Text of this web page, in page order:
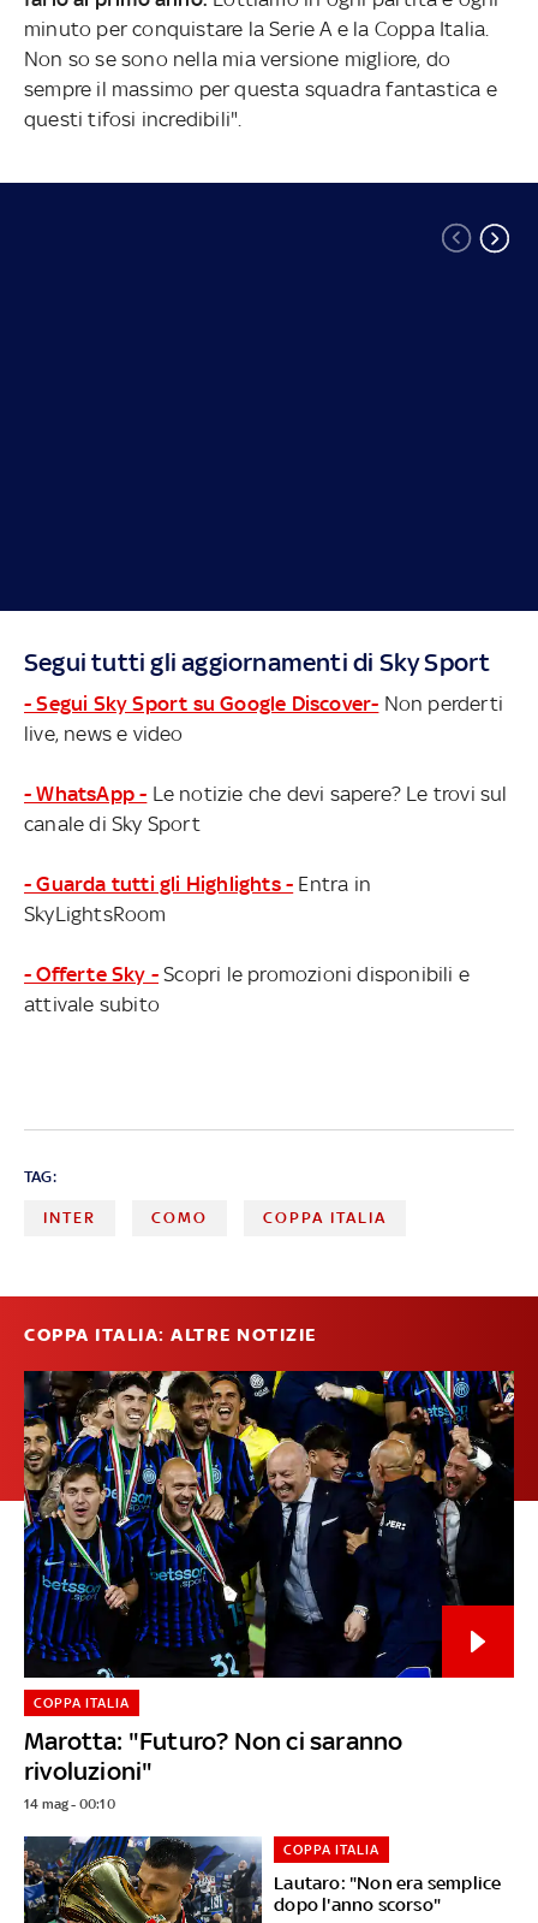
minuto per conquistare la Serie A e la Coppa Italia.
Non so se sono nella mia versione migliore, do
sempre il massimo per questa squadra fantastica e
questi tifosi incredibili".
Segui tutti gli aggiornamenti di Sky Sport
- Segui Sky Sport su Google Discover- Non perderti
live, news e video
- WhatsApp - Le notizie che devi sapere? Le trovi sul
canale di Sky Sport
- Guarda tutti gli Highlights - Entra in
SkyLightsRoom
- Offerte Sky - Scopri le promozioni disponibili e
attivale subito
TAG:
INTER COMO COPPA ITALIA
COPPA ITALIA: ALTRE NOTIZIE
Marotta: "Futuro? Non ci saranno
rivoluzioni"
COPPA ITALIA
14 mag - 00:10
Lautaro: "Non era semplice
dopo l'anno scorso"
COPPA ITALIA